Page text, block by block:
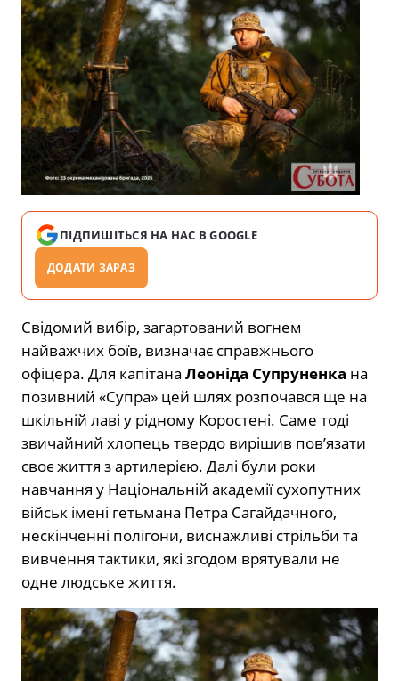
ПІДПИШІТЬСЯ НА НАС В GOOGLE
ДОДАТИ ЗАРАЗ
Свідомий вибір, загартований вогнем
найважчих боїв, визначає справжнього
офіцера. Для капітана Леоніда Супруненка на
позивний «Супра» цей шлях розпочався ще на
шкільній лаві у рідному Коростені. Саме тоді
звичайний хлопець твердо вирішив пов’язати
своє життя з артилерією. Далі були роки
навчання у Національній академії сухопутних
військ імені гетьмана Петра Сагайдачного,
нескінченні полігони, виснажливі стрільби та
вивчення тактики, які згодом врятували не
одне людське життя.